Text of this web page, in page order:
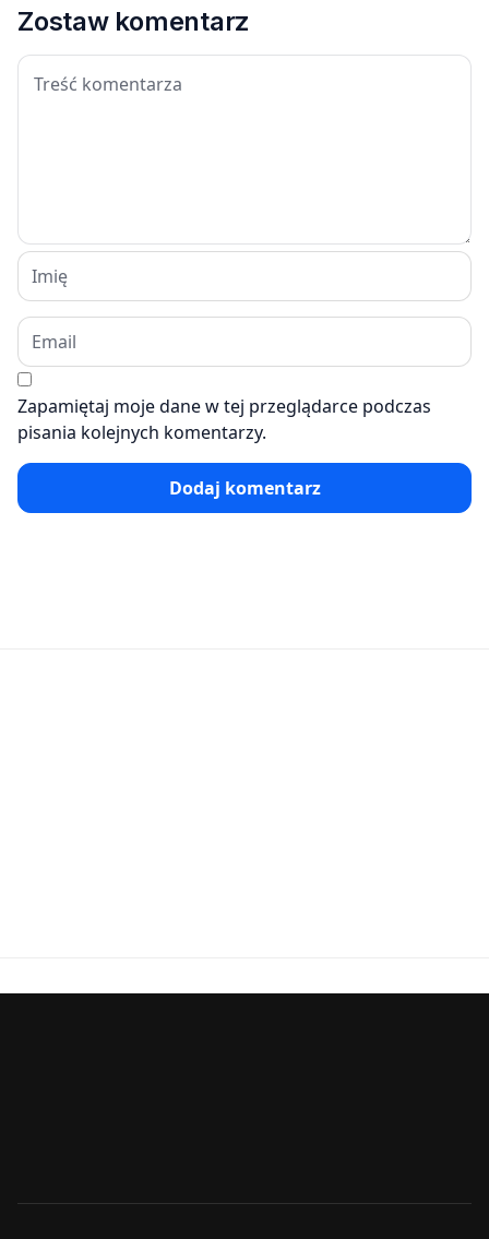
Zostaw komentarz
Zapamiętaj moje dane w tej przeglądarce podczas
pisania kolejnych komentarzy.
Dodaj komentarz